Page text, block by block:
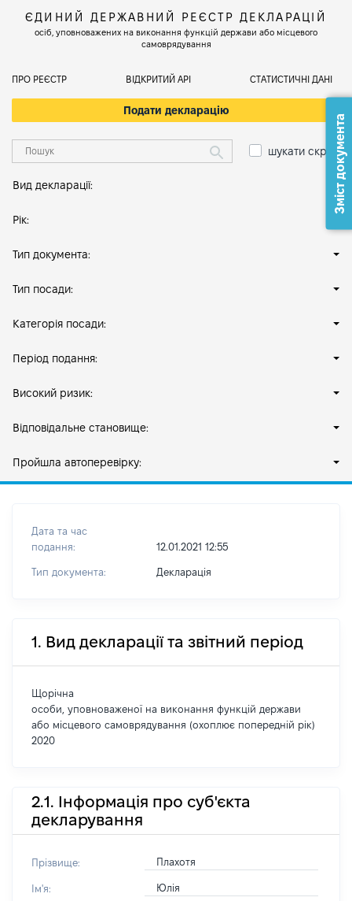
ЄДИНИЙ ДЕРЖАВНИЙ РЕЄСТР ДЕКЛАРАЦІЙ
осіб, уповноважених на виконання функцій держави або місцевого
самоврядування
ПРО РЕЄСТР ВІДКРИТИЙ АРІ СТАТИСТИЧНІ ДАНІ
Подати декларацію
шукати скрізь
Вид декларації:
Рік:
Тип документа:
Тип посади:
Категорія посади:
Період подання:
Високий ризик:
Відповідальне становище:
Пройшла автоперевірку:
Дата та час
подання:
12.01.2021 12:55
Тип документа: Декларація
1. Вид декларації та звітний період
Щорічна
особи, уповноваженої на виконання функцій держави
або місцевого самоврядування (охоплює попередній рік)
2020
2.1. Інформація про суб'єкта
декларування
Прізвище: Плахотя
Ім'я: Юлія
Зміст документа